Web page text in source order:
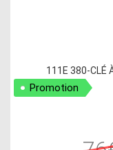
111E 380-CLÉ
Promotion